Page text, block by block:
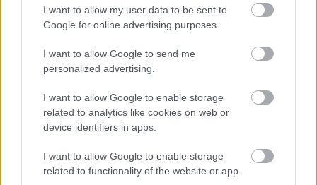
I want to allow my user data to be sent to
Google for online advertising purposes.
I want to allow Google to send me
personalized advertising.
I want to allow Google to enable storage
related to analytics like cookies on web or
device identifiers in apps.
I want to allow Google to enable storage
related to functionality of the website or app.
09 Ιουν 2026 19:30
Γιατί τα κοψίματα από χαρτί «τσούζουν» τόσο
πολύ
Ποια είναι η ελληνική εκδοχή της λέξης «τατουάζ»;